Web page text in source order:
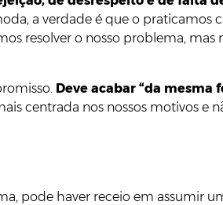
a verdade é que o praticamos
resolver o nosso problema, mas
Deve acabar “da mesma
centrada nos nossos motivos e
pode haver receio em assumir